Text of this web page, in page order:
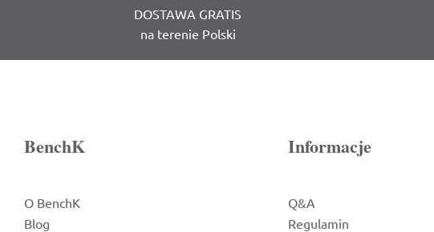
DOSTAWA GRATIS
na terenie Polski
BenchK
O BenchK
Blog
Informacje
Q&A
Regulamin